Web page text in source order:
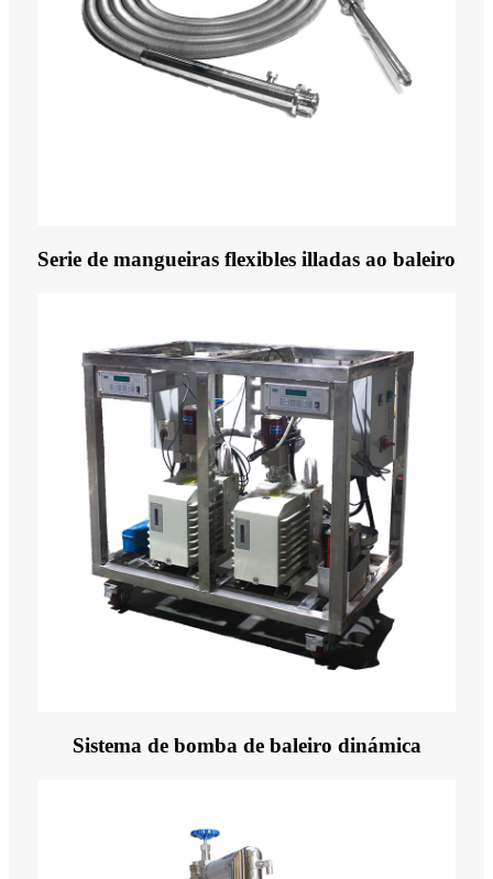
Serie de mangueiras flexibles illadas ao baleiro
Sistema de bomba de baleiro dinámica